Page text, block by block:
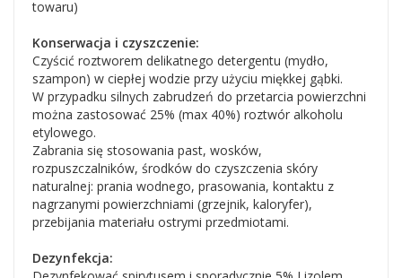
towaru)
Konserwacja i czyszczenie:
Czyścić roztworem delikatnego detergentu (mydło,
szampon) w ciepłej wodzie przy użyciu miękkej gąbki.
W przypadku silnych zabrudzeń do przetarcia powierzchni
można zastosować 25% (max 40%) roztwór alkoholu
etylowego.
Zabrania się stosowania past, wosków,
rozpuszczalników, środków do czyszczenia skóry
naturalnej: prania wodnego, prasowania, kontaktu z
nagrzanymi powierzchniami (grzejnik, kaloryfer),
przebijania materiału ostrymi przedmiotami.
Dezynfekcja: